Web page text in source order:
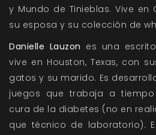
y Mundo de Tinieblas. Vive en
su esposa y su colección de
Danielle Lauzon es una
vive en Houston, Texas, con
gatos y su marido. Es
juegos que trabaja a
cura de la diabetes (no en
que técnico de laboratorio).